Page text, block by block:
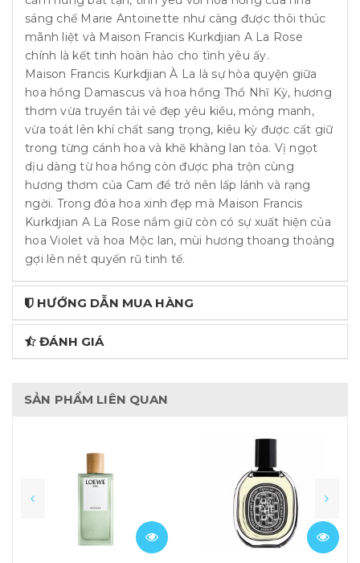
sáng chế Marie Antoinette như càng được thôi thúc
mãnh liệt và Maison Francis Kurkdjian A La Rose
chính là kết tinh hoàn hảo cho tình yêu ấy.
Maison Francis Kurkdjian À La là sự hòa quyện giữa
hoa hồng Damascus và hoa hồng Thổ Nhĩ Kỳ, hương
thơm vừa truyền tải vẻ đẹp yêu kiều, mỏng manh,
vừa toát lên khí chất sang trọng, kiêu kỳ được cất giữ
trong từng cánh hoa và khẽ khàng lan tỏa. Vị ngọt
dịu dàng từ hoa hồng còn được pha trộn cùng
hương thơm của Cam để trở nên lấp lánh và rạng
ngời. Trong đóa hoa xinh đẹp mà Maison Francis
Kurkdjian A La Rose nắm giữ còn có sự xuất hiện của
hoa Violet và hoa Mộc lan, mùi hương thoang thoảng
gợi lên nét quyến rũ tinh tế.
HƯỚNG DẪN MUA HÀNG
ĐÁNH GIÁ
SẢN PHẨM LIÊN QUAN